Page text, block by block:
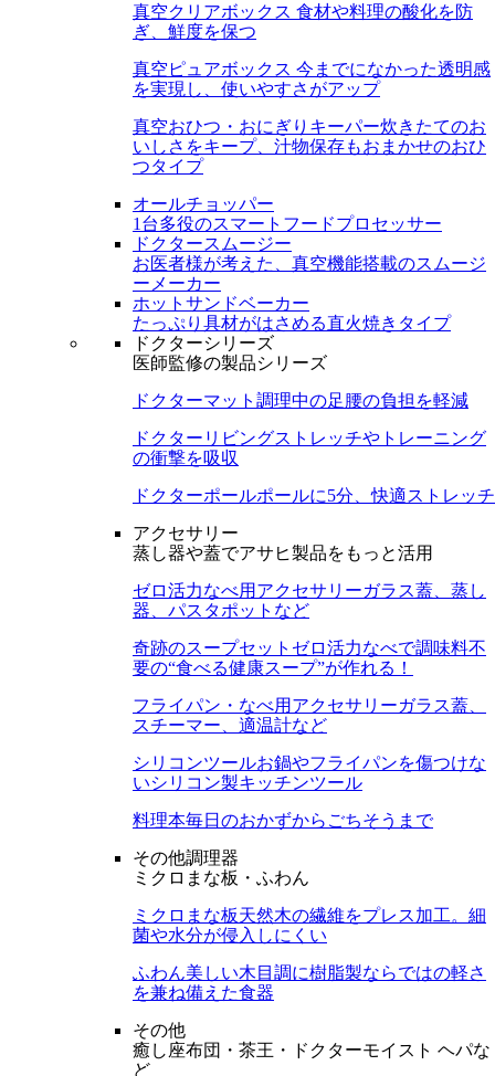
真空クリアボックス 食材や料理の酸化を防
ぎ、鮮度を保つ
真空ピュアボックス 今までになかった透明感
を実現し、使いやすさがアップ
真空おひつ・おにぎりキーパー炊きたてのお
いしさをキープ、汁物保存もおまかせのおひ
つタイプ
オールチョッパー
1台多役のスマートフードプロセッサー
ドクタースムージー
お医者様が考えた、真空機能搭載のスムージ
ーメーカー
ホットサンドベーカー
たっぷり具材がはさめる直火焼きタイプ
ドクターシリーズ
医師監修の製品シリーズ
ドクターマット 調理中の足腰の負担を軽減
ドクターリビングストレッチやトレーニング
の衝撃を吸収
ドクターポールポールに5分、快適ストレッチ
アクセサリー
蒸し器や蓋でアサヒ製品をもっと活用
ゼロ活力なべ用アクセサリーガラス蓋、蒸し
器、パスタポットなど
奇跡のスープセット ゼロ活力なべで調味料不
要の“食べる健康スープ”が作れる！
フライパン・なべ用アクセサリーガラス蓋、
スチーマー、適温計など
シリコンツールお鍋やフライパンを傷つけな
いシリコン製キッチンツール
料理本毎日のおかずからごちそうまで
その他調理器
ミクロまな板・ふわん
ミクロまな板天然木の繊維をプレス加工。細
菌や水分が侵入しにくい
ふわん美しい木目調に樹脂製ならではの軽さ
を兼ね備えた食器
その他
癒し座布団・茶王・ドクターモイスト ヘパな
ど